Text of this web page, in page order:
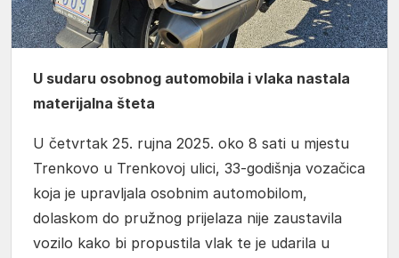
U sudaru osobnog automobila i vlaka nastala
materijalna šteta
U četvrtak 25. rujna 2025. oko 8 sati u mjestu
Trenkovo u Trenkovoj ulici, 33-godišnja vozačica
koja je upravljala osobnim automobilom,
dolaskom do pružnog prijelaza nije zaustavila
vozilo kako bi propustila vlak te je udarila u